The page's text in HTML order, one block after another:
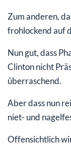
Zum anderen,
frohlockend auf
Nun gut, dass
Clinton nicht
überraschend.
Aber dass nun
niet- und
Offensichtlich